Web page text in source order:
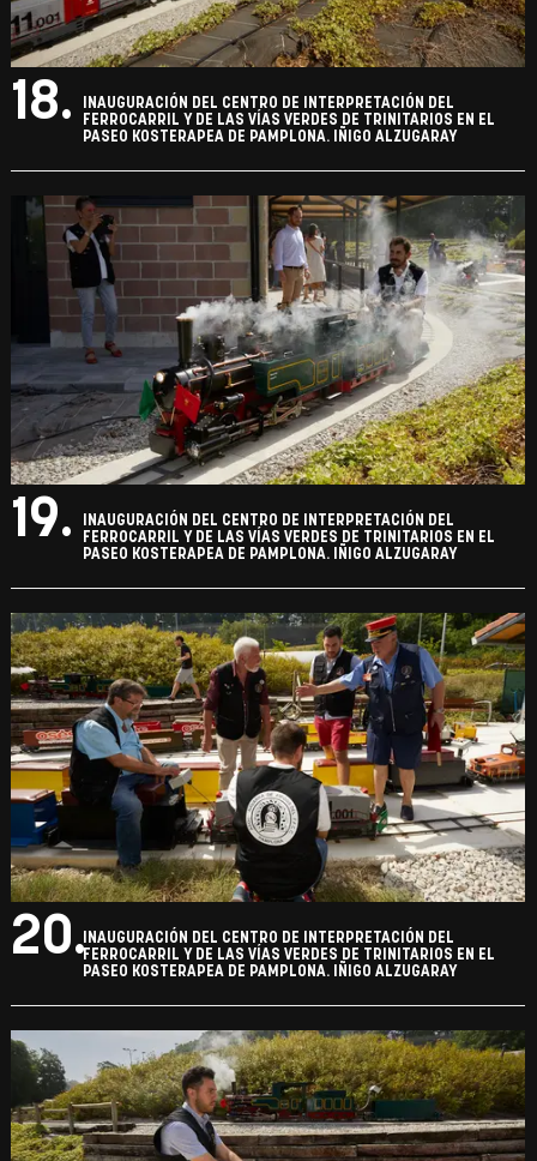
18.
INAUGURACIÓN DEL CENTRO DE INTERPRETACIÓN DEL
FERROCARRIL Y DE LAS VÍAS VERDES DE TRINITARIOS EN EL
PASEO KOSTERAPEA DE PAMPLONA. IÑIGO ALZUGARAY
19.
INAUGURACIÓN DEL CENTRO DE INTERPRETACIÓN DEL
FERROCARRIL Y DE LAS VÍAS VERDES DE TRINITARIOS EN EL
PASEO KOSTERAPEA DE PAMPLONA. IÑIGO ALZUGARAY
20. INAUGURACIÓN DEL CENTRO DE INTERPRETACIÓN DEL
FERROCARRIL Y DE LAS VÍAS VERDES DE TRINITARIOS EN EL
PASEO KOSTERAPEA DE PAMPLONA. IÑIGO ALZUGARAY